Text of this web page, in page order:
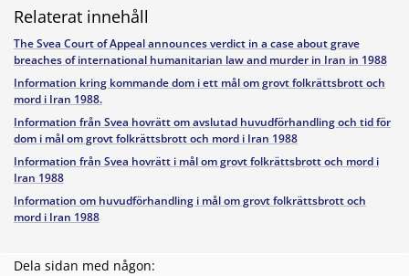
Dela sidan med någon:
Relaterat innehåll
The Svea Court of Appeal announces verdict in a case about grave
breaches of international humanitarian law and murder in Iran in 1988
Information kring kommande dom i ett mål om grovt folkrättsbrott och
mord i Iran 1988.
Information från Svea hovrätt om avslutad huvudförhandling och tid för
dom i mål om grovt folkrättsbrott och mord i Iran 1988
Information från Svea hovrätt i mål om grovt folkrättsbrott och mord i
Iran 1988
Information om huvudförhandling i mål om grovt folkrättsbrott och
mord i Iran 1988